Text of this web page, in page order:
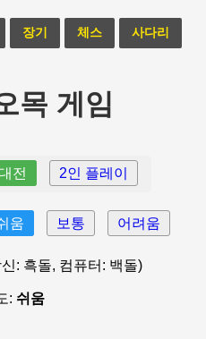
장기 체스 사다리
목 게임
전 2인 플레이
움 보통 어려움
: 흑돌, 컴퓨터: 백돌)
: 쉬움